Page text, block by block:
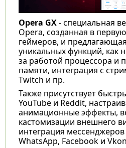
Opera GX- специальная
Opera, созданная в
геймеров, и
уникальных функций, как
за работой процессора и
памяти, интеграция с
Twitch и пр.
Также присутствует
YouTube и Reddit,
анимационные эффекты,
кастомизации внешнего
интеграция
WhatsApp, Facebook и